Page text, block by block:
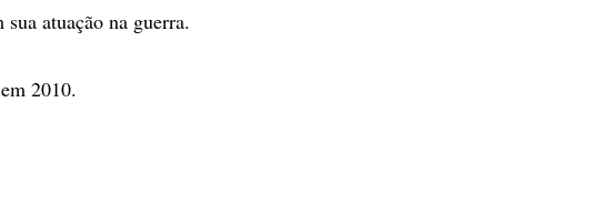
atuação na guerra.
2010.